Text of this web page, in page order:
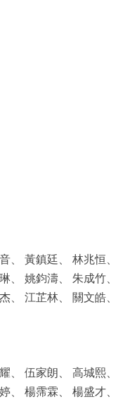
、 黃鎮廷、 林兆恒、
、 姚鈞濤、 朱成竹、
、 江芷林、 關文皓、
、 伍家朗、 高城熙、
、 楊霈霖、 楊盛才、